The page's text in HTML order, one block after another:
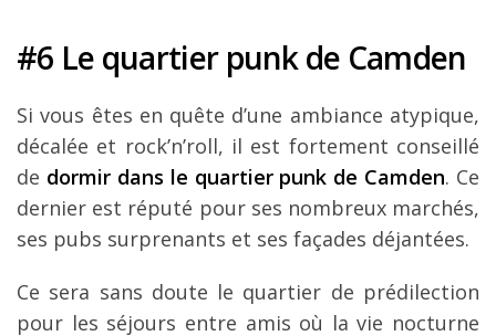
#6 Le quartier punk de Camden
Si vous êtes en quête d’une ambiance atypique,
décalée et rock’n’roll, il est fortement conseillé
de dormir dans le quartier punk de Camden. Ce
dernier est réputé pour ses nombreux marchés,
ses pubs surprenants et ses façades déjantées.
Ce sera sans doute le quartier de prédilection
pour les séjours entre amis où la vie nocturne